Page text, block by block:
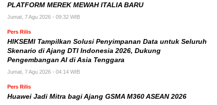
PLATFORM MEREK MEWAH ITALIA BARU
Jumat, 7 Agu 2026 - 09:32 WIB
Pers Rilis
HIKSEMI Tampilkan Solusi Penyimpanan Data untuk Seluruh
Skenario di Ajang DTI Indonesia 2026, Dukung
Pengembangan AI di Asia Tenggara
Jumat, 7 Agu 2026 - 04:14 WIB
Pers Rilis
Huawei Jadi Mitra bagi Ajang GSMA M360 ASEAN 2026